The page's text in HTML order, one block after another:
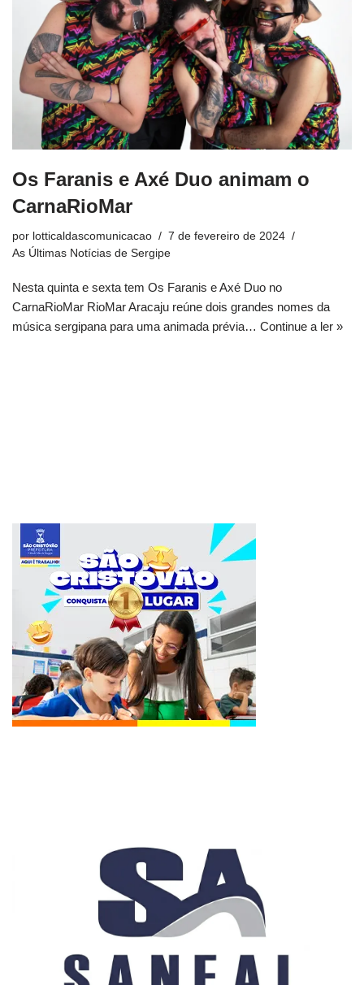
Os Faranis e Axé Duo animam o
CarnaRioMar
por lotticaldascomunicacao
7 de fevereiro de 2024
As Últimas Notícias de Sergipe
Nesta quinta e sexta tem Os Faranis e Axé Duo no
CarnaRioMar RioMar Aracaju reúne dois grandes nomes da
música sergipana para uma animada prévia… Continue a ler »